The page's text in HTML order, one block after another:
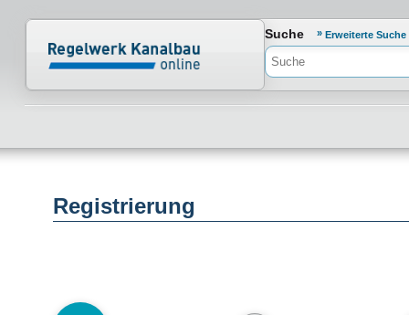
Normenportal Barrierefreiheit
Suche Erweiterte Suche
Registrierung